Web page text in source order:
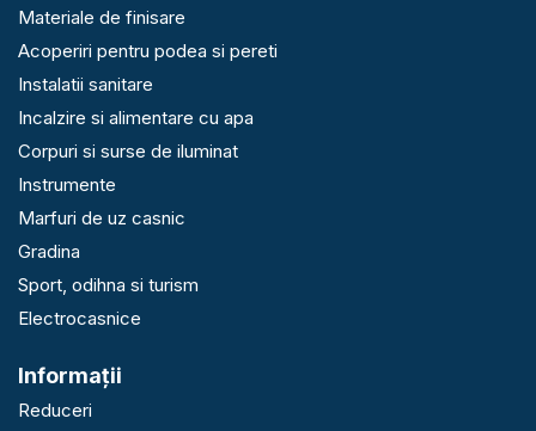
Materiale de finisare
Acoperiri pentru podea si pereti
Instalatii sanitare
Incalzire si alimentare cu apa
Corpuri si surse de iluminat
Instrumente
Marfuri de uz casnic
Gradina
Sport, odihna si turism
Electrocasnice
Informaţii
Reduceri